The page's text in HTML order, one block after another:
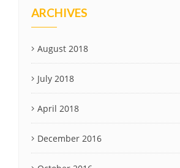
ARCHIVES
August 2018
July 2018
April 2018
December 2016